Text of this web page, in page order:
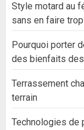
Style motard au
sans en faire
Pourquoi porter
des bienfaits
Terrassement
terrain
Technologies de